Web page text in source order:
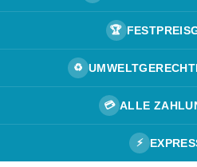
🏆
♻️
💳 ALLE
⚡